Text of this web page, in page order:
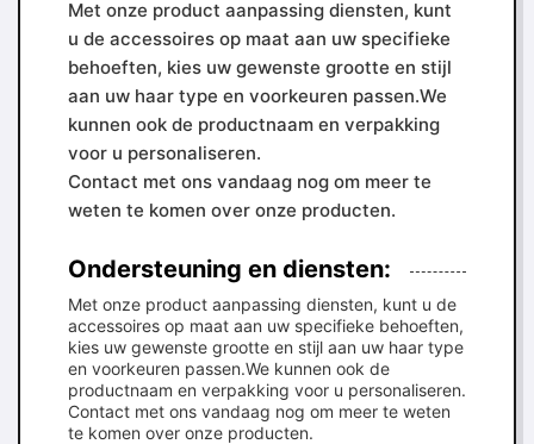
Met onze product aanpassing diensten, kunt
u de accessoires op maat aan uw specifieke
behoeften, kies uw gewenste grootte en stijl
aan uw haar type en voorkeuren passen.We
kunnen ook de productnaam en verpakking
voor u personaliseren.
Contact met ons vandaag nog om meer te
weten te komen over onze producten.
Ondersteuning en diensten:
Met onze product aanpassing diensten, kunt u de
accessoires op maat aan uw specifieke behoeften,
kies uw gewenste grootte en stijl aan uw haar type
en voorkeuren passen.We kunnen ook de
productnaam en verpakking voor u personaliseren.
Contact met ons vandaag nog om meer te weten
te komen over onze producten.